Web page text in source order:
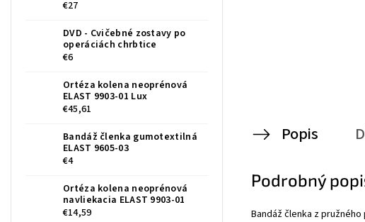
€27
DVD - Cvičebné zostavy po
operáciách chrbtice
€6
Ortéza kolena neoprénová
ELAST 9903-01 Lux
€45,61
Bandáž členka gumotextilná
ELAST 9605-03
€4
Ortéza kolena neoprénová
navliekacia ELAST 9903-01
€14,59
Popis
Podrobný
Bandáž členka z